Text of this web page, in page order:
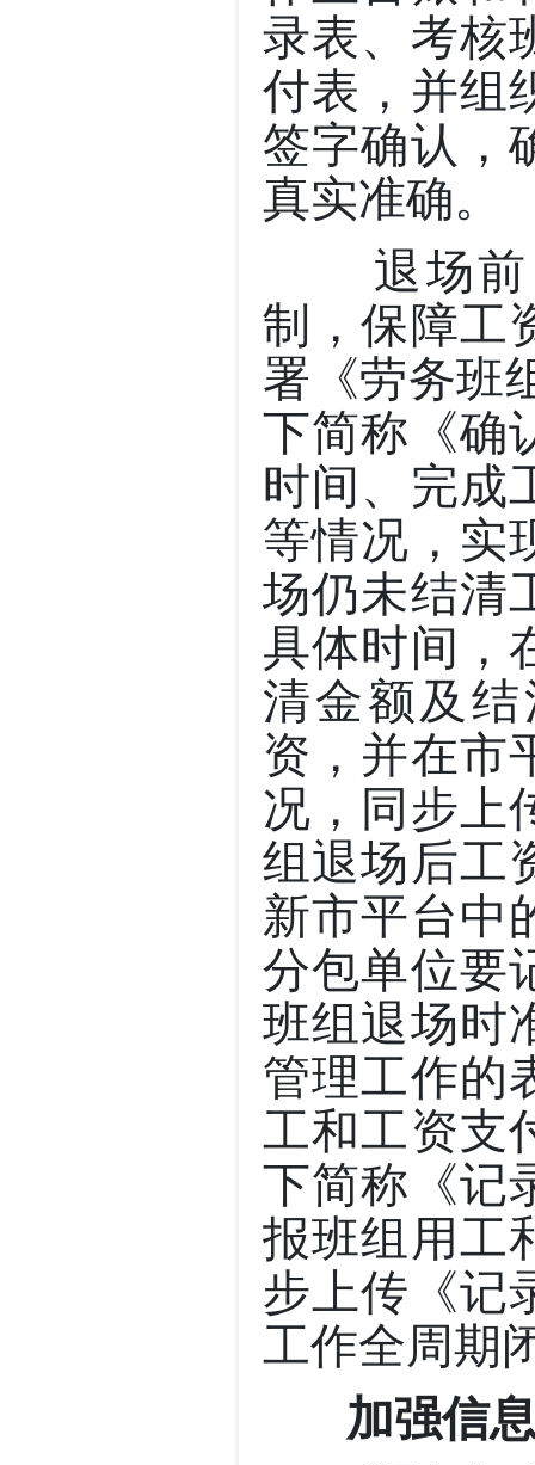
录表、考核
付表，并组
签字确认，
真实准确。
退场前，
制，保障工
署《劳务班
下简称《确
时间、完成
等情况，实
场仍未结清
具体时间，
清金额及
资，并在市
况，同步上
组退场后工
新市平台中
分包单位要
班组退场时
管理工作的
工和工资支
下简称《记
报班组用工
步上传《记
工作全周期
加强信息